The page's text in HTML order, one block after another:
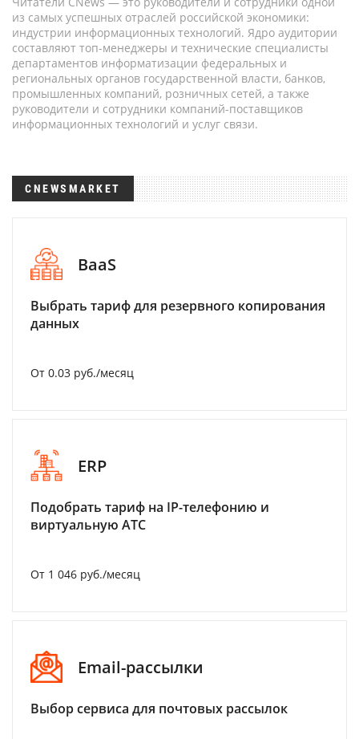
из самых успешных отраслей российской экономики:
индустрии информационных технологий. Ядро аудитории
составляют топ-менеджеры и технические специалисты
департаментов информатизации федеральных и
региональных органов государственной власти, банков,
промышленных компаний, розничных сетей, а также
руководители и сотрудники компаний-поставщиков
информационных технологий и услуг связи.
CNEWSMARKET
BaaS
Выбрать тариф для резервного копирования
данных
От 0.03 руб./месяц
ERP
Подобрать тариф на IP-телефонию и
виртуальную АТС
От 1 046 руб./месяц
Email-рассылки
Выбор сервиса для почтовых рассылок